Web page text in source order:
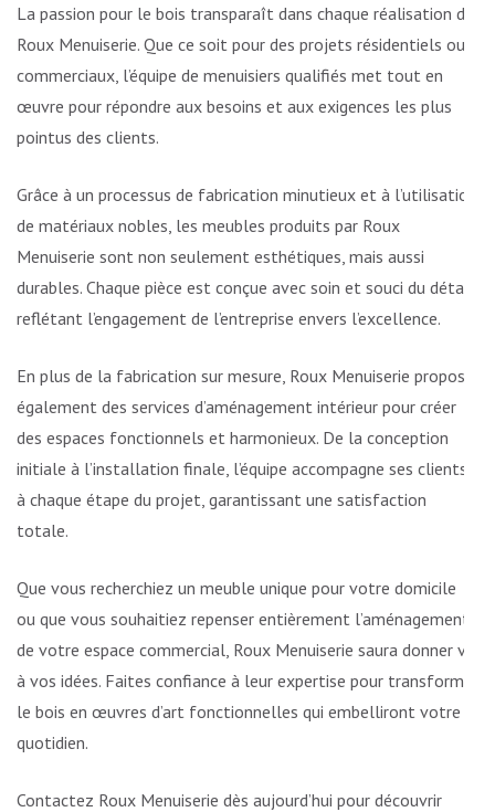
La passion pour le bois transparaît dans chaque réalisation de
Roux Menuiserie. Que ce soit pour des projets résidentiels ou
commerciaux, l’équipe de menuisiers qualifiés met tout en
œuvre pour répondre aux besoins et aux exigences les plus
pointus des clients.
Grâce à un processus de fabrication minutieux et à l’utilisation
de matériaux nobles, les meubles produits par Roux
Menuiserie sont non seulement esthétiques, mais aussi
durables. Chaque pièce est conçue avec soin et souci du détail,
reflétant l’engagement de l’entreprise envers l’excellence.
En plus de la fabrication sur mesure, Roux Menuiserie propose
également des services d’aménagement intérieur pour créer
des espaces fonctionnels et harmonieux. De la conception
initiale à l’installation finale, l’équipe accompagne ses clients
à chaque étape du projet, garantissant une satisfaction
totale.
Que vous recherchiez un meuble unique pour votre domicile
ou que vous souhaitiez repenser entièrement l’aménagement
de votre espace commercial, Roux Menuiserie saura donner vie
à vos idées. Faites confiance à leur expertise pour transformer
le bois en œuvres d’art fonctionnelles qui embelliront votre
quotidien.
Contactez Roux Menuiserie dès aujourd’hui pour découvrir